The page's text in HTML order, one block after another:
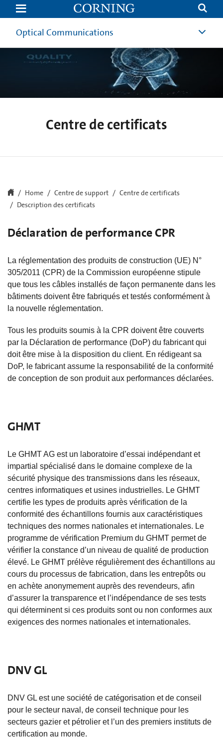
Description
certificats
CorningOptical Communications
Centre de certificats
Home Centre de support
Centre de certificats
Description des certificats
Déclaration de performance CPR
La réglementation des produits de construction (UE) N°
305/2011 (CPR) de la Commission européenne stipule
que tous les câbles installés de façon permanente dans les
bâtiments doivent être fabriqués et testés conformément à
la nouvelle réglementation.
Tous les produits soumis à la CPR doivent être couverts
par la Déclaration de performance (DoP) du fabricant qui
doit être mise à la disposition du client. En rédigeant sa
DoP, le fabricant assume la responsabilité de la conformité
de conception de son produit aux performances déclarées.
GHMT
Le GHMT AG est un laboratoire d’essai indépendant et
impartial spécialisé dans le domaine complexe de la
sécurité physique des transmissions dans les réseaux,
centres informatiques et usines industrielles. Le GHMT
certifie les types de produits après vérification de la
conformité des échantillons fournis aux caractéristiques
techniques des normes nationales et internationales. Le
programme de vérification Premium du GHMT permet de
vérifier la constance d’un niveau de qualité de production
élevé. Le GHMT prélève régulièrement des échantillons au
cours du processus de fabrication, dans les entrepôts ou
en achète anonymement auprès des revendeurs, afin
d’assurer la transparence et l’indépendance de ses tests
qui déterminent si ces produits sont ou non conformes aux
exigences des normes nationales et internationales.
DNV GL
DNV GL est une société de catégorisation et de conseil
pour le secteur naval, de conseil technique pour les
secteurs gazier et pétrolier et l’un des premiers instituts de
certification au monde.